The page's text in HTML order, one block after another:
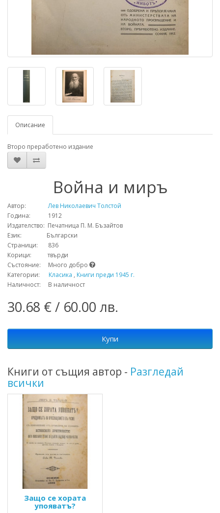
Описание
Второ преработено издание
Война и миръ
Автор:
Лев Николаевич Толстой
Година: 1912
Издателство: Печатница П. М. Бъзайтов
Език: Български
Страници: 836
Корици: твърди
Състояние: Много добро
Категории: Класика , Книги преди 1945 г.
Наличност: В наличност
30.68 € / 60.00 лв.
Купи
Книги от същия автор - Разгледай
всички
Защо се хората
упояватъ?